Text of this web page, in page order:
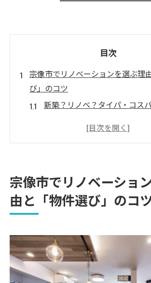
目次
宗像市でリノベーションを選ぶ理
び」のコツ
新築？リノベ？タイパ・コス
失敗しない中古住宅のチェッ
「暮らし」をデザインするラ
の視点
家事効率が劇的に変わる！「家事
移動距離を1/2にする「家事動
ト
リノベーションで導入したい
宗像市でリノベーショ
由と「物件選び」のコ